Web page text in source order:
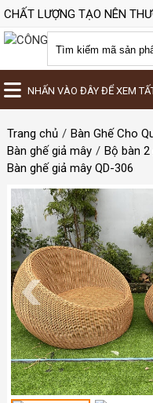
CHẤT LƯỢNG TẠO NÊN
NHẤN VÀO ĐÂY ĐỂ XEM
Trang chủ
Bàn Ghế Cho
Bàn ghế giả mây
Bộ bàn
Bàn ghế giả mây QD-306